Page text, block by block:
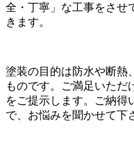
全・丁寧」な工事をさせ
きます。
塗装の目的は防水や断熱
ものです。ご満足いただ
をご提示します。ご納得
で、お悩みを聞かせて下